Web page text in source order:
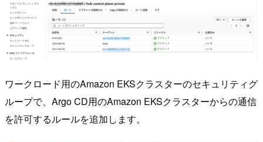
ワークロード用のAmazon EKSクラスターのセキュリティグ
ループで、Argo CD用のAmazon EKSクラスターからの通信
を許可するルールを追加します。